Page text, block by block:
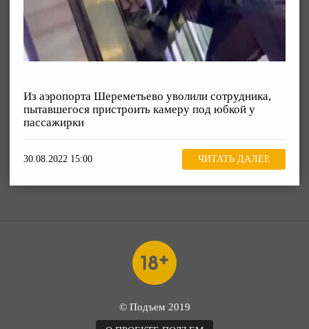
Из аэропорта Шереметьево уволили сотрудника,
пытавшегося пристроить камеру под юбкой у
пассажирки
30.08.2022 15:00 ЧИТАТЬ ДАЛЕЕ
© Подъем 2019